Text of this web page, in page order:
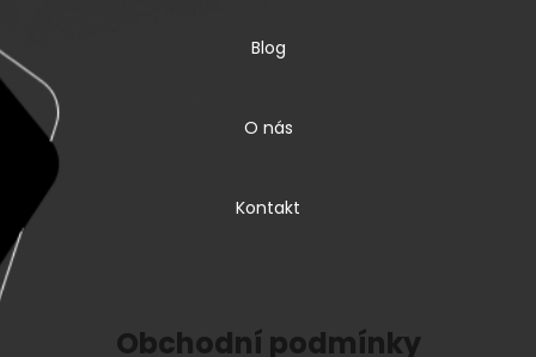
Blog
O nás
Kontakt
Obchodní podmínky